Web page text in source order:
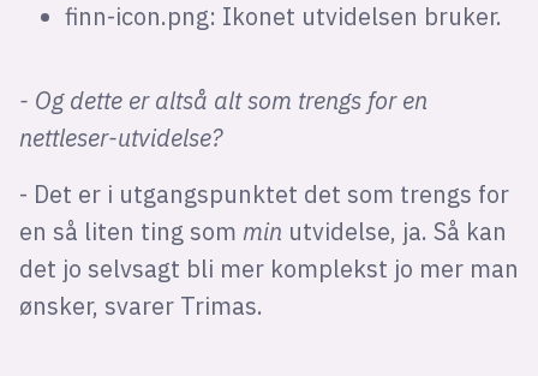
finn-icon.png: Ikonet utvidelsen bruker.
- Og dette er altså alt som trengs for en
nettleser-utvidelse?
- Det er i utgangspunktet det som trengs for
en så liten ting som min utvidelse, ja. Så kan
det jo selvsagt bli mer komplekst jo mer man
ønsker, svarer Trimas.